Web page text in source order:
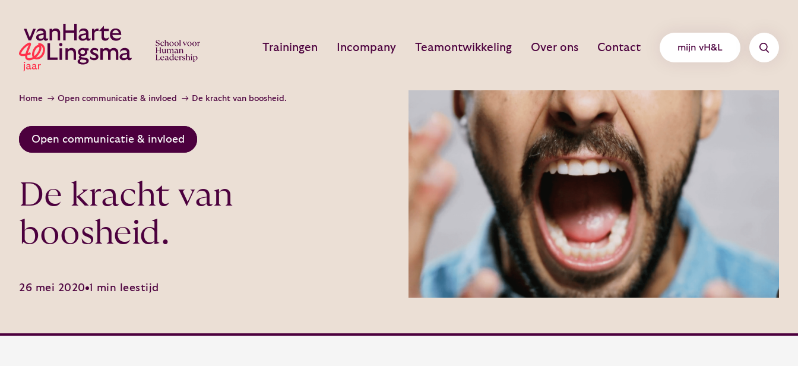
Trainingen Incompany Teamontwikkeling Over ons Contact mijn vH&L
Home Open communicatie & invloed De kracht van boosheid.
Open communicatie & invloed
De kracht van
boosheid.
26 mei 2020 1 min leestijd